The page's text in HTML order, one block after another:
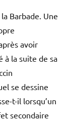
Barbade. Une
avoir
à la suite de sa
se dessine
t-il lorsqu’un
secondaire